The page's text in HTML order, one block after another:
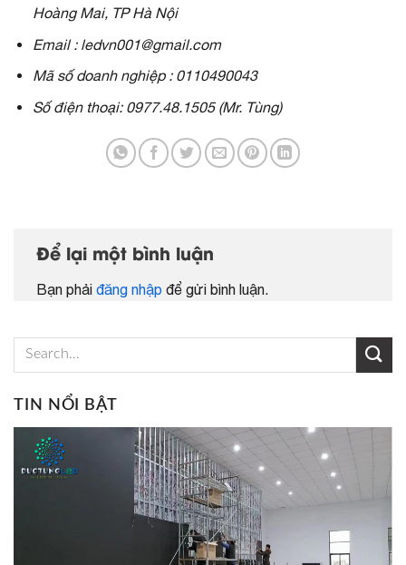
Hoàng Mai, TP Hà Nội
Email : ledvn001@gmail.com
Mã số doanh nghiệp : 0110490043
Số điện thoại: 0977.48.1505 (Mr. Tùng)
Để lại một bình luận
Bạn phải đăng nhập để gửi bình luận.
TIN NỔI BẬT